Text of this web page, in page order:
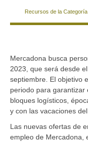
Recursos de la
Mercadona busca
2023, que será desde
septiembre. El objetivo
periodo para garantizar
bloques logísticos,
y con las vacaciones
Las nuevas ofertas de
empleo de Mercadona,